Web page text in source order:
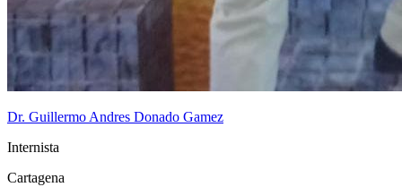
Dr. Guillermo Andres Donado Gamez
Internista
Cartagena